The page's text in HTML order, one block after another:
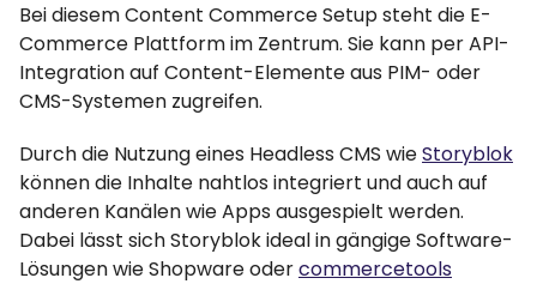
Bei diesem Content Commerce Setup steht die E-
Commerce Plattform im Zentrum. Sie kann per API-
Integration auf Content-Elemente aus PIM- oder
CMS-Systemen zugreifen.
Durch die Nutzung eines Headless CMS wieStoryblok
können die Inhalte nahtlos integriert und auch auf
anderen Kanälen wie Apps ausgespielt werden.
Dabei lässt sich Storyblok ideal in gängige Software-
Lösungen wie Shopware odercommercetools